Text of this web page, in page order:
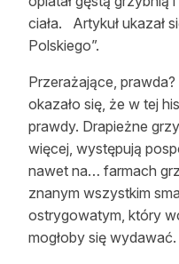
Archiwum
Kontakt
ciała. Artykuł ukazał
Polskiego”.
Przerażające,
okazało się, że w tej
prawdy. Drapieżne
więcej, występują
nawet na… farmach
znanym wszystkim
ostrygowatym, który
mogłoby się wydawać.